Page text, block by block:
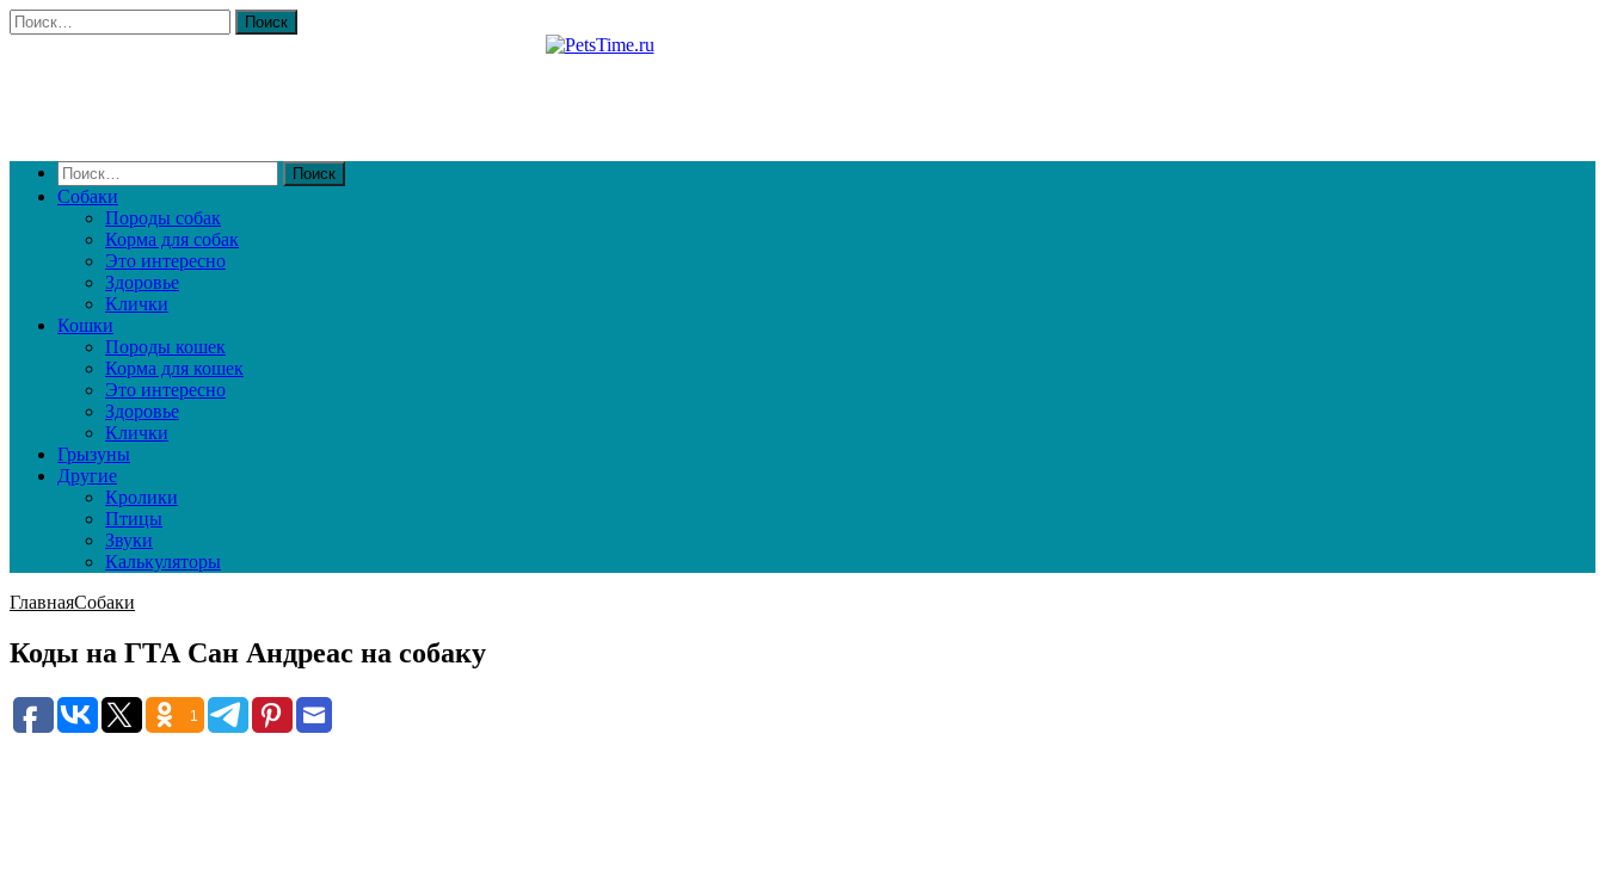
Собаки
Породы собак
Корма для собак
Это интересно
Здоровье
Клички
Кошки
Породы кошек
Корма для кошек
Это интересно
Здоровье
Клички
Грызуны
Другие
Кролики
Птицы
Звуки
Калькуляторы
ГлавнаяСобаки
Коды на ГТА Сан Андреас на собаку
1